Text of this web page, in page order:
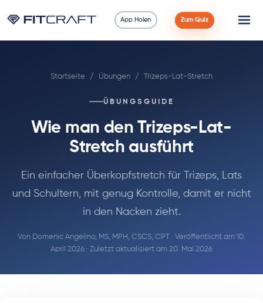
App Holen Zum Quiz
Ratgeber
Übungen
Rechner
Startseite / Übungen / Trizeps-Lat-Stretch
ÜBUNGSGUIDE
Wie man den Trizeps-Lat-
Stretch ausführt
Ein einfacher Überkopfstretch für Trizeps, Lats
und Schultern, mit genug Kontrolle, damit er nicht
in den Nacken zieht.
Von Domenic Angelino, MS, MPH, CSCS, CPT · Veröffentlicht am 10.
April 2026 · Zuletzt aktualisiert am 20. Mai 2026